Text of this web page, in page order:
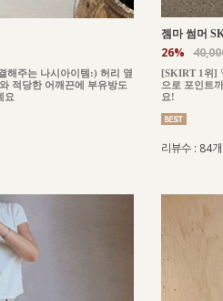
해주는 나시아이템:) 허리 옆
적당한 어깨끈에 부유방도
요
젬마 썸머
26%
[SKIRT 1위]
으로 포인트
요!
리뷰수 : 84개